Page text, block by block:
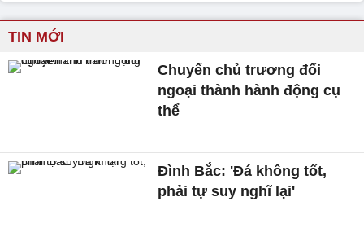
TIN MỚI
Chuyển chủ trương đối
ngoại thành hành động cụ
thể
Đình Bắc: 'Đá không tốt,
phải tự suy nghĩ lại'